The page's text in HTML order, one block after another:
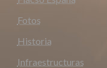
Fotos
Historia
Infraestructuras